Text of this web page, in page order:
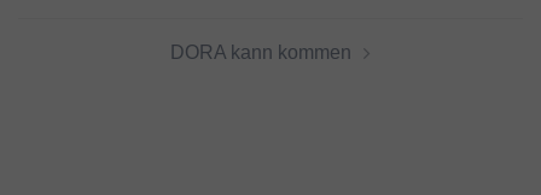
DORA kann kommen